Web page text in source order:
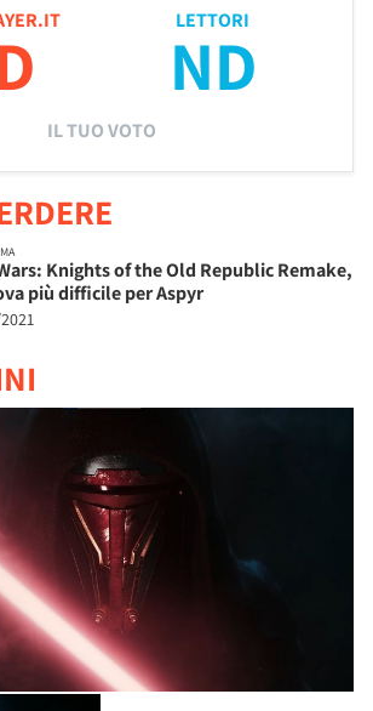
LETTORI
ND
IL TUO VOTO
Knights of the Old Republic Remake,
più difficile per Aspyr